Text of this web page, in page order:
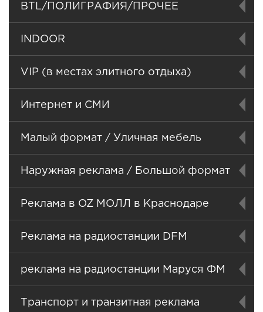
BTL/ПОЛИГРАФИЯ/ПРОЧЕЕ
INDOOR
VIP (в местах элитного отдыха)
Интернет и СМИ
Малый формат / Уличная мебель
Наружная реклама / Большой формат
Реклама в OZ МОЛЛ в Краснодаре
Реклама на радиостанции DFM
реклама на радиостанции Маруся ФМ
Транспорт и транзитная реклама